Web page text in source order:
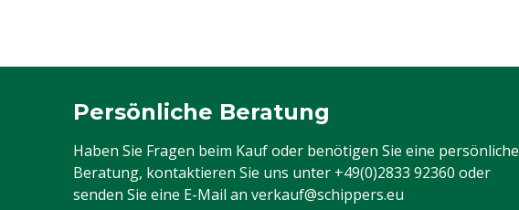
Persönliche Beratung
Haben Sie Fragen beim Kauf oder benötigen Sie eine persönliche
Beratung, kontaktieren Sie uns unter +49(0)2833 92360 oder
senden Sie eine E-Mail an verkauf@schippers.eu